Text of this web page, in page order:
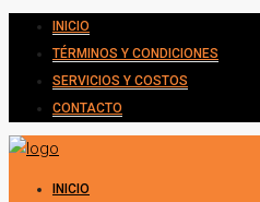
INICIO
TÉRMINOS Y CONDICIONES
SERVICIOS Y COSTOS
CONTACTO
INICIO